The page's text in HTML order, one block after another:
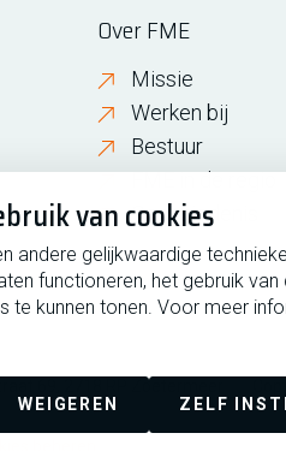
van cookies
andere gelijkwaardige
functioneren, het gebruik
te kunnen tonen. Voor meer
WEIGEREN ZELF
Over FME
Missie
Werken bij
Bestuur
FME in de regio
Geschiedenis
69, 2718 RP Zoetermeer